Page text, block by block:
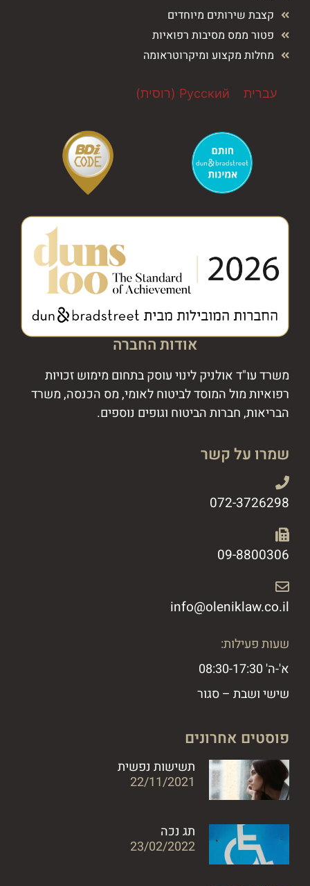
קצבת שירותים מיוחדים
פטור ממס מסיבות רפואיות
מחלות מקצוע ומיקרוטראומה
עברית Русский
(רוסית)
אודות החברה
משרד עו"ד אולניק לינוי עוסק בתחום מימוש זכויות
רפואיות מול המוסד לביטוח לאומי, מס הכנסה, משרד
הבריאות, חברות הביטוח וגופים נוספים.
שמרו על קשר
072-3726298
09-8800306​
info@oleniklaw.co.il ​
שעות פעילות:
א'-ה' 08:30-17:30
שישי ושבת – סגור
פוסטים אחרונים
תשישות נפשית
22/11/2021
תג נכה
23/02/2022